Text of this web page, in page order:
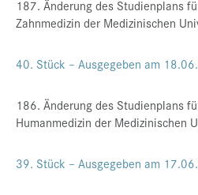
187. Änderung des Studienplans
Zahnmedizin der Medizinischen
40. Stück – Ausgegeben am
186. Änderung des Studienplans
Humanmedizin der Medizinischen
39. Stück – Ausgegeben am